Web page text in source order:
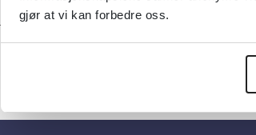
gjør at vi kan forbedre oss.